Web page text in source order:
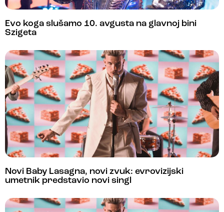
Evo koga slušamo 10. avgusta na glavnoj bini
Szigeta
Novi Baby Lasagna, novi zvuk: evrovizijski
umetnik predstavio novi singl